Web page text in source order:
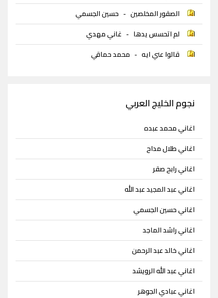
الصقور المخلصين - حسين الجسمي
لم اتحسس يدها - غاني مهدي
قالوا عني ايه - محمد حماقي
نجوم الخليج العربي
اغاني محمد عبده
اغاني طلال مداح
اغاني رابح صقر
اغاني عبد المجيد عبد الله
اغاني حسين الجسمي
اغاني راشد الماجد
اغاني خالد عبد الرحمن
اغاني عبد الله الرويشد
اغاني عبادي الجوهر